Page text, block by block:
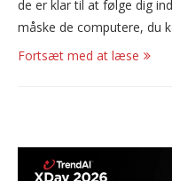
de er klar til at følge dig
måske de computere, du
Fortsæt med at læse